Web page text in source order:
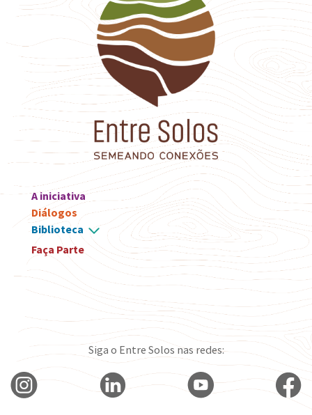
A iniciativa
Diálogos
Biblioteca
Faça Parte
Siga o Entre Solos nas redes: